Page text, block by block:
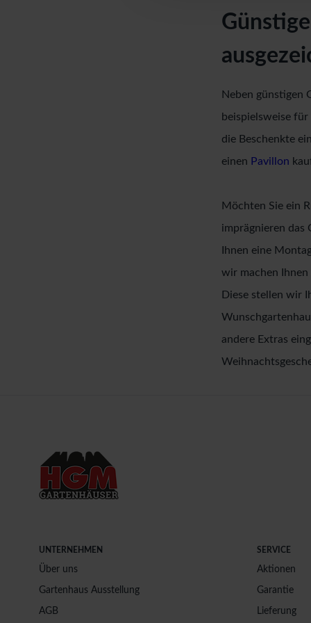
Neben günstigen
beispielsweise
die Beschenkte
einen Pavillon
Möchten Sie ein
imprägnieren das
Ihnen eine
wir machen
Diese stellen wir
andere Extras
UNTERNEHMEN
Über uns
Gartenhaus Ausstellung
AGB
SERVICE
Aktionen
Garantie
Lieferung